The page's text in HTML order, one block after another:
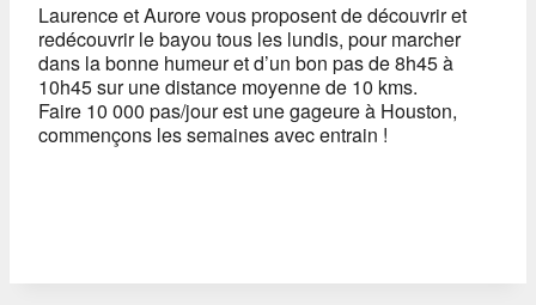
Laurence et Aurore vous proposent de découvrir et
redécouvrir le bayou tous les lundis, pour marcher
dans la bonne humeur et d’un bon pas de 8h45 à
10h45 sur une distance moyenne de 10 kms.
Faire 10 000 pas/jour est une gageure à Houston,
commençons les semaines avec entrain !